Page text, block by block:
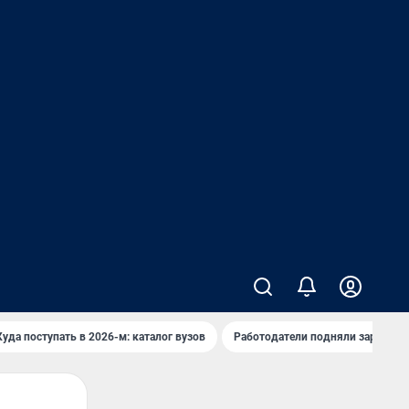
поступать в 2026-м: каталог вузов Работодатели подняли